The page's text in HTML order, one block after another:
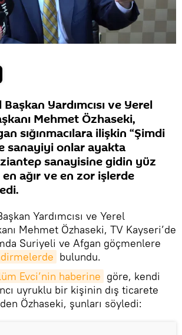
Yardımcısı ve Yerel
Mehmet Özhaseki,
sığınmacılara ilişkin “Şimdi
sanayiyi onlar ayakta
sanayisine gidin yüz
ağır ve en zor işlerde
Yardımcısı ve Yerel
Mehmet Özhaseki, TV Kayseri’de
Suriyeli ve Afgan göçmenlere
bulundu.
Evci’nin haberine göre, kendi
uyruklu bir kişinin dış ticarete
Özhaseki, şunları söyledi: